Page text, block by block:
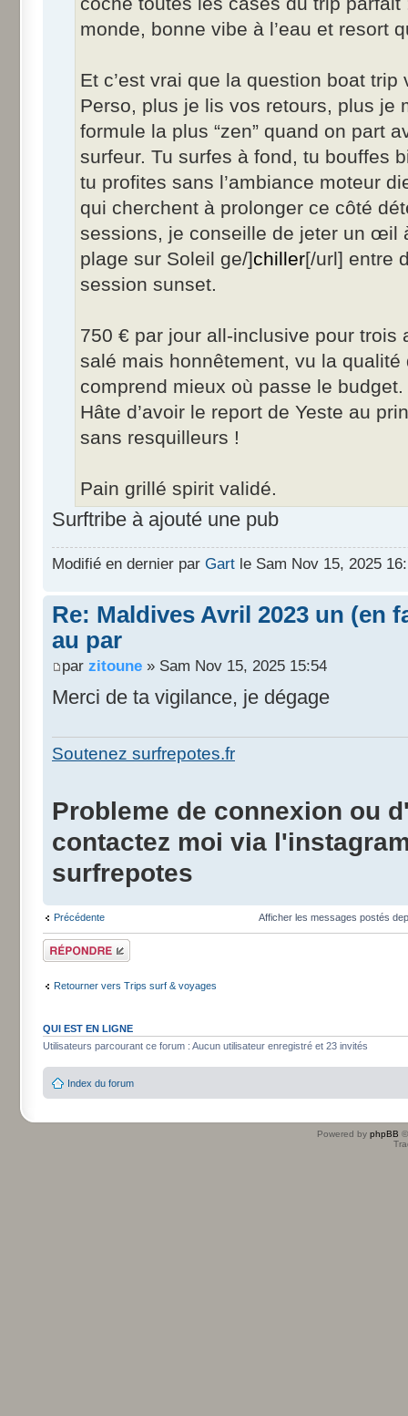
monde, bonne vibe à l’eau et resort
Et c’est vrai que la question boat
Perso, plus je lis vos retours, plus je
formule la plus “zen” quand on part
surfeur. Tu surfes à fond, tu bouffes
tu profites sans l’ambiance moteur
qui cherchent à prolonger ce côté
sessions, je conseille de jeter un œil
plage sur Soleil ge/]chiller[/url] entre
session sunset.
750 € par jour all-inclusive pour trois
salé mais honnêtement, vu la
comprend mieux où passe le budget.
Hâte d’avoir le report de Yeste au
sans resquilleurs !
Pain grillé spirit validé.
Surftribe à ajouté une pub
Modifié en dernier par Gart le Sam Nov 15, 2025
Re: Maldives Avril 2023 un (en
au par
par zitoune » Sam Nov 15, 2025 15:54
Merci de ta vigilance, je dégage
Soutenez surfrepotes.fr
Probleme de connexion ou
contactez moi via
surfrepotes
Précédente Afficher les messages postés
Répondre
Retourner vers Trips surf & voyages
QUI EST EN LIGNE
Utilisateurs parcourant ce forum : Aucun utilisateur enregistré et 23 invités
Index du forum
Powered by phpBB